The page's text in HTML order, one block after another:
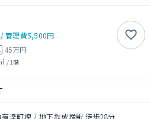
/管理費5,500円
45万円
/ 1階
有楽町線 / 地下鉄成増駅 徒歩28分